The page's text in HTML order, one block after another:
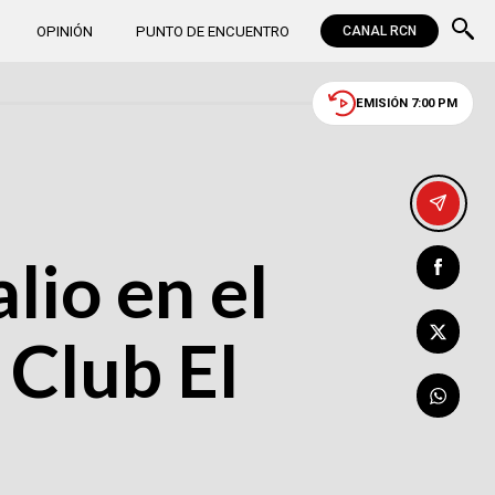
OPINIÓN PUNTO DE ENCUENTRO CANAL RCN
EMISIÓN 7:00 PM
en el
El